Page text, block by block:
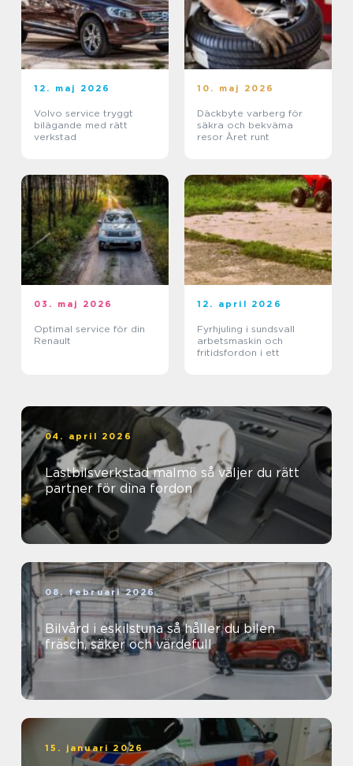
12. maj 2026
Volvo service tryggt
bilägande med rätt
verkstad
10. maj 2026
Däckbyte varberg för
säkra och bekväma
resor Året runt
03. maj 2026
Optimal service för din
Renault
12. april 2026
Fyrhjuling i sundsvall
arbetsmaskin och
fritidsfordon i ett
04. april 2026
Lastbilsverkstad malmö så väljer du rätt
partner för dina fordon
08. februari 2026
Bilvård i eskilstuna så håller du bilen
fräsch, säker och värdefull
15. januari 2026